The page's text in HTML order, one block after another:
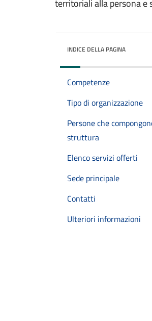
territoriali alla persona e
INDICE DELLA PAGINA
Competenze
Tipo di organizzazione
Persone che
struttura
Elenco servizi offerti
Sede principale
Contatti
Ulteriori informazioni